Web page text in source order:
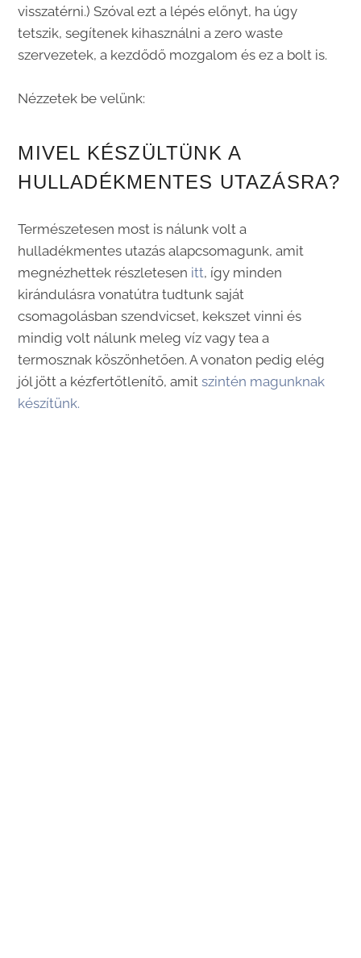
visszatérni.) Szóval ezt a lépés előnyt, ha úgy
tetszik, segítenek kihasználni a zero waste
szervezetek, a kezdődő mozgalom és ez a bolt is.
Nézzetek be velünk:
MIVEL KÉSZÜLTÜNK A
HULLADÉKMENTES UTAZÁSRA?
Természetesen most is nálunk volt a
hulladékmentes utazás alapcsomagunk, amit
megnézhettek részletesen itt, így minden
kirándulásra vonatútra tudtunk saját
csomagolásban szendvicset, kekszet vinni és
mindig volt nálunk meleg víz vagy tea a
termosznak köszönhetően. A vonaton pedig elég
jól jött a kézfertőtlenítő, amitszintén magunknak
készítünk.